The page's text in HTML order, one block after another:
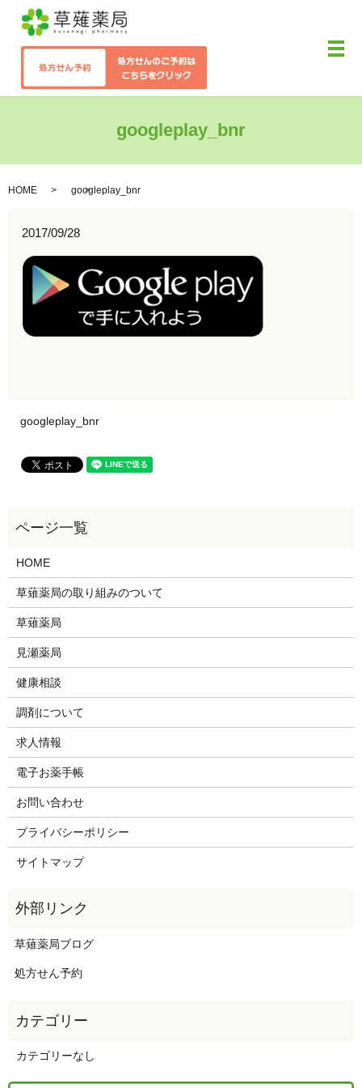
メ
googleplay_bnr
HOME googleplay_bnr
2017/09/28
googleplay_bnr
HOME
草薙薬局の取り組みのついて
草薙薬局
見瀬薬局
健康相談
調剤について
求人情報
電子お薬手帳
お問い合わせ
プライバシーポリシー
サイトマップ
草薙薬局ブログ
処方せん予約
カテゴリーなし